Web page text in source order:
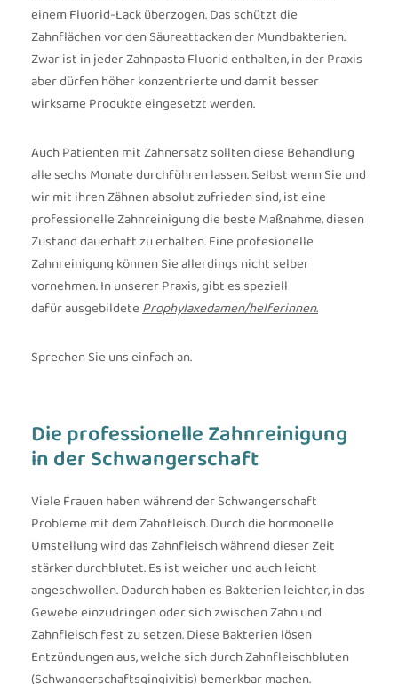
einem Fluorid-Lack überzogen. Das schützt die
Zahnflächen vor den Säureattacken der Mundbakterien.
Zwar ist in jeder Zahnpasta Fluorid enthalten, in der Praxis
aber dürfen höher konzentrierte und damit besser
wirksame Produkte eingesetzt werden.
Auch Patienten mit Zahnersatz sollten diese Behandlung
alle sechs Monate durchführen lassen. Selbst wenn Sie und
wir mit ihren Zähnen absolut zufrieden sind, ist eine
professionelle Zahnreinigung die beste Maßnahme, diesen
Zustand dauerhaft zu erhalten. Eine profesionelle
Zahnreinigung können Sie allerdings nicht selber
vornehmen. In unserer Praxis, gibt es speziell
dafür ausgebildeteProphylaxedamen/helferinnen.
Sprechen Sie uns einfach an.
Die professionelle Zahn­reinigung
in der Schwanger­schaft
Viele Frauen haben während der Schwangerschaft
Probleme mit dem Zahnfleisch. Durch die hormonelle
Umstellung wird das Zahnfleisch während dieser Zeit
stärker durchblutet. Es ist weicher und auch leicht
angeschwollen. Dadurch haben es Bakterien leichter, in das
Gewebe einzudringen oder sich zwischen Zahn und
Zahnfleisch fest zu setzen. Diese Bakterien lösen
Entzündungen aus, welche sich durch Zahnfleischbluten